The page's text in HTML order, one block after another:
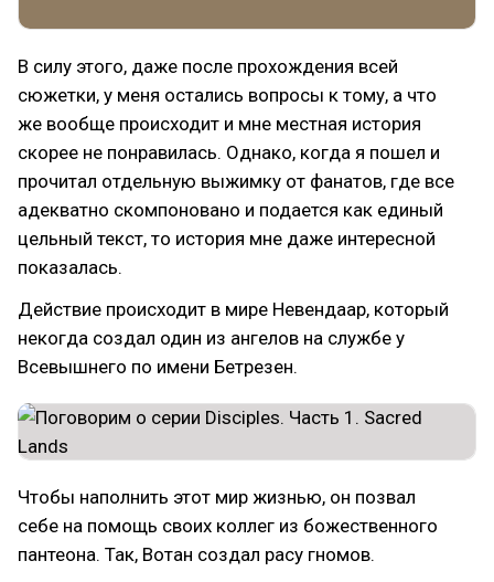
В силу этого, даже после прохождения всей
сюжетки, у меня остались вопросы к тому, а что
же вообще происходит и мне местная история
скорее не понравилась. Однако, когда я пошел и
прочитал отдельную выжимку от фанатов, где все
адекватно скомпоновано и подается как единый
цельный текст, то история мне даже интересной
показалась.
Действие происходит в мире Невендаар, который
некогда создал один из ангелов на службе у
Всевышнего по имени Бетрезен.
Чтобы наполнить этот мир жизнью, он позвал
себе на помощь своих коллег из божественного
пантеона. Так, Вотан создал расу гномов.